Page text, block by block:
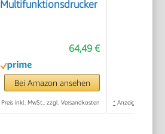
Multifunktionsdrucker
64,49 €
Bei Amazon ansehen
Preis inkl. MwSt., zzgl. Versandkosten * Anzeige